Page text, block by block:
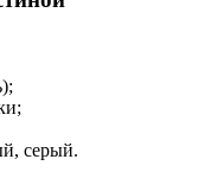
серый.